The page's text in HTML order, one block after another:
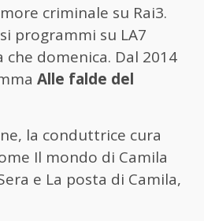
criminale su Rai3.
programmi su LA7
domenica. Dal 2014
Alle falde del
la conduttrice cura
Il mondo di Camila
e La posta di Camila,